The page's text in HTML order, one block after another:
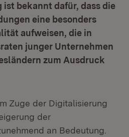
bekannt dafür, dass die
eine besonders
aufweisen, die in
junger Unternehmen
zum Ausdruck
Zuge der Digitalisierung
der
an Bedeutung.